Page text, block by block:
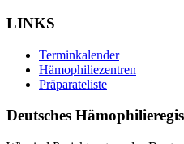
LINKS
Terminkalender
Hämophiliezentren
Präparateliste
Deutsches